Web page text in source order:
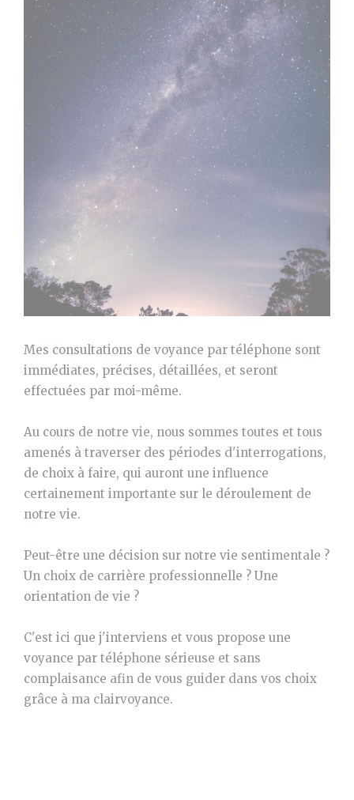
Mes consultations de voyance par téléphone sont
immédiates, précises, détaillées, et seront
effectuées par moi-même.
Au cours de notre vie, nous sommes toutes et tous
amenés à traverser des périodes d'interrogations,
de choix à faire, qui auront une influence
certainement importante sur le déroulement de
notre vie.
Peut-être une décision sur notre vie sentimentale ?
Un choix de carrière professionnelle ? Une
orientation de vie ?
C'est ici que j'interviens et vous propose une
voyance par téléphone sérieuse et sans
complaisance afin de vous guider dans vos choix
grâce à ma clairvoyance.